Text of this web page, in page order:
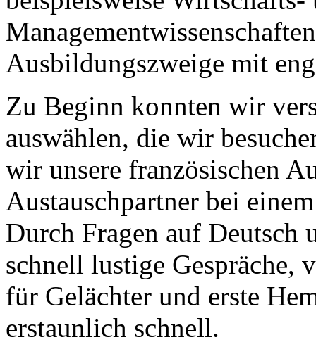
Ausbildungszweige mit
Zu Beginn konnten wir
auswählen, die wir
wir unsere französischen
Austauschpartner bei
Durch Fragen auf Deutsch
schnell lustige Gespräche,
für Gelächter und erste
erstaunlich schnell.